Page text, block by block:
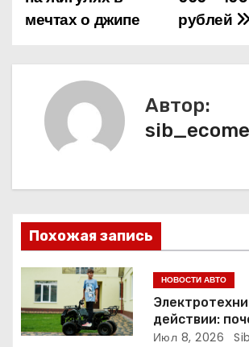
и
я
п
о
з
а
рублей
мечтах о джипе
Автор:
Похожая запись
НОВОСТИ АВТО
действии:
Июл 8, 2026